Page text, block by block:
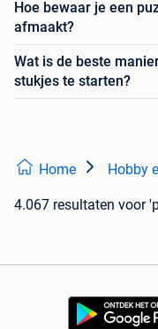
Hoe bewaar je een
afmaakt?
Wat is de beste
stukjes te starten?
Home Hobby
4.067 resultaten voor